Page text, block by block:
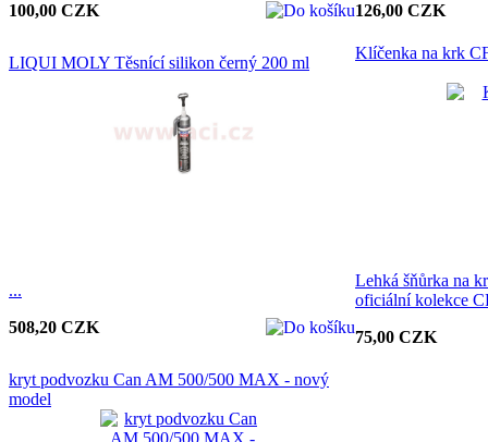
100,00 CZK
126,00 CZK
LIQUI MOLY Těsnící silikon černý 200 ml
...
508,20 CZK
Klíčenka na krk
Lehká šňůrka na
oficiální kolekce
75,00 CZK
kryt podvozku Can AM 500/500 MAX - nový
model